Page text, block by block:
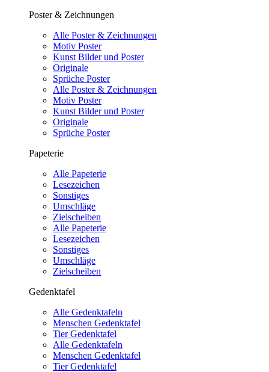
Poster & Zeichnungen
Alle Poster & Zeichnungen
Motiv Poster
Kunst Bilder und Poster
Originale
Sprüche Poster
Alle Poster & Zeichnungen
Motiv Poster
Kunst Bilder und Poster
Originale
Sprüche Poster
Papeterie
Alle Papeterie
Lesezeichen
Sonstiges
Umschläge
Zielscheiben
Alle Papeterie
Lesezeichen
Sonstiges
Umschläge
Zielscheiben
Gedenktafel
Alle Gedenktafeln
Menschen Gedenktafel
Tier Gedenktafel
Alle Gedenktafeln
Menschen Gedenktafel
Tier Gedenktafel